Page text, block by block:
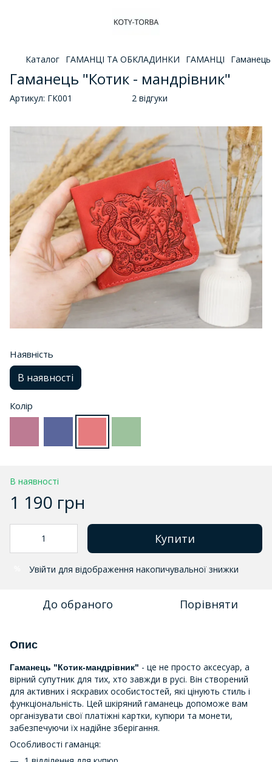
Каталог ГАМАНЦІ ТА ОБКЛАДИНКИ ГАМАНЦІ
Гаманець "Котик - мандрівник"
Артикул: ГК001 2 відгуки
Наявність
В наявності
Колір
В наявності
1 190 грн
Купити
Увійти для відображення накопичувальної знижки
До обраного Порівняти
Опис
Гаманець "Котик-мандрівник" - це не просто аксесуар, а
вірний супутник для тих, хто завжди в русі. Він створений
для активних і яскравих особистостей, які цінують стиль і
функціональність. Цей шкіряний гаманець допоможе вам
організувати свої платіжні картки, купюри та монети,
забезпечуючи їх надійне зберігання.
Особливості гаманця: